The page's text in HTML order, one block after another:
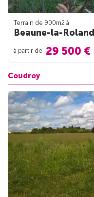
Terrain de 900m2 à
Beaune-la-
à partir de 29 500 €
Coudroy